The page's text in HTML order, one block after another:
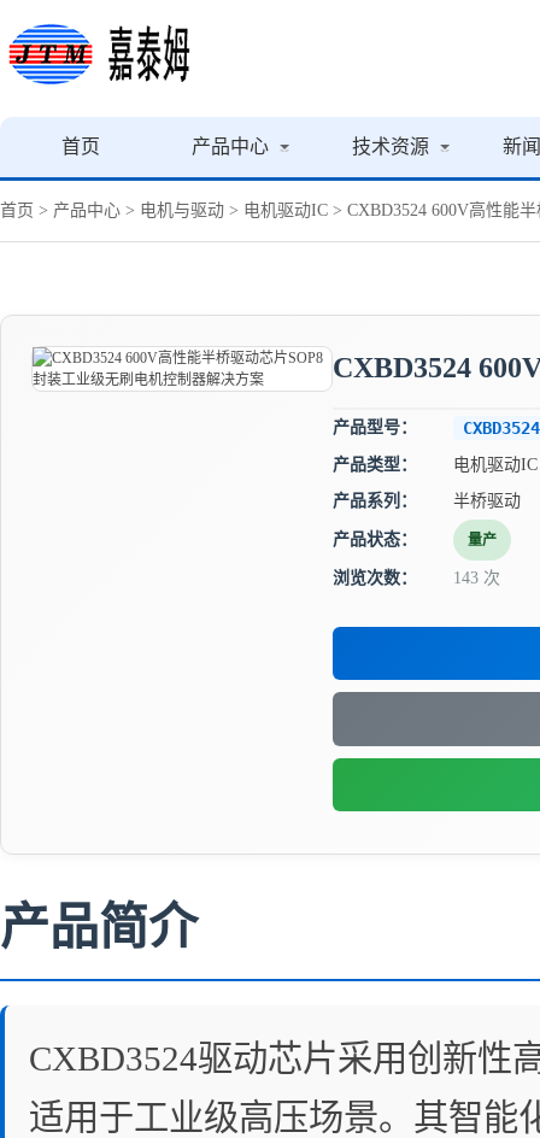
首页 产品中心 技术资源 新
首页 > 产品中心 > 电机与驱动 > 电机驱动IC > CXBD3524 600V高性能
CXBD3524
产品型号： CXBD3524
产品类型：
电机驱动IC
产品系列：
半桥驱动
产品状态： 量产
浏览次数： 143 次
产品简介
CXBD3524驱动芯片采用创新性
适用于工业级高压场景。其智能